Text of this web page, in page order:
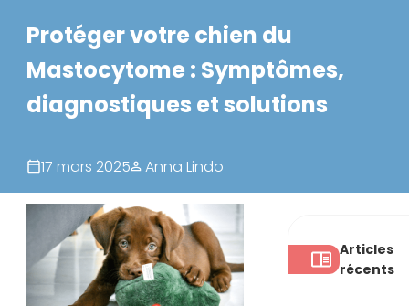
Protéger votre chien du
Mastocytome : Symptômes,
diagnostiques et solutions
17 mars 2025 Anna Lindo
Articles
récents